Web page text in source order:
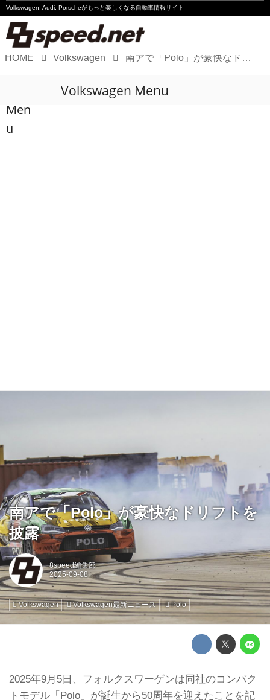
Volkswagen, Audi, Porscheがもっと楽しくなる自動車情報サイト
Audi
HOME Volkswagen 南アで「Polo」が豪快なドリフトを披露
Men
u
Volkswagen Menu
南アで「Polo」が豪快なドリフトを
披露
8speed編集部
Volkswagen Volkswagen最新ニュース Polo
2025年9月5日、フォルクスワーゲンは同社のコンパク
トモデル「Polo」が誕生から50周年を迎えたことを記